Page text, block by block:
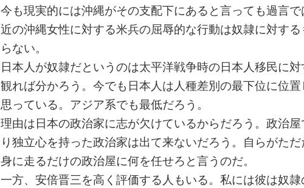
今も現実的には沖縄がその支配下にあると言っても過言
近の沖縄女性に対する米兵の屈辱的な行動は奴隷に対す
らない。
日本人が奴隷だというのは太平洋戦争時の日本人移民に
観れば分かろう。今でも日本人は人種差別の最下位に位
思っている。アジア系でも最低だろう。
理由は日本の政治家に志が欠けているからだろう。政治
り独立心を持った政治家は出て来ないだろう。自らがた
身に走るだけの政治屋に何を任せろと言うのだ。
一方、安倍晋三を高く評価する人もいる。私には彼は奴